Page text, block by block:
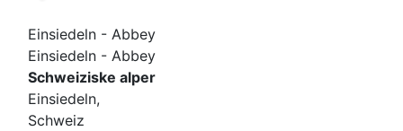
Einsiedeln - Abbey
Einsiedeln - Abbey
Schweiziske alper
Einsiedeln,
Schweiz